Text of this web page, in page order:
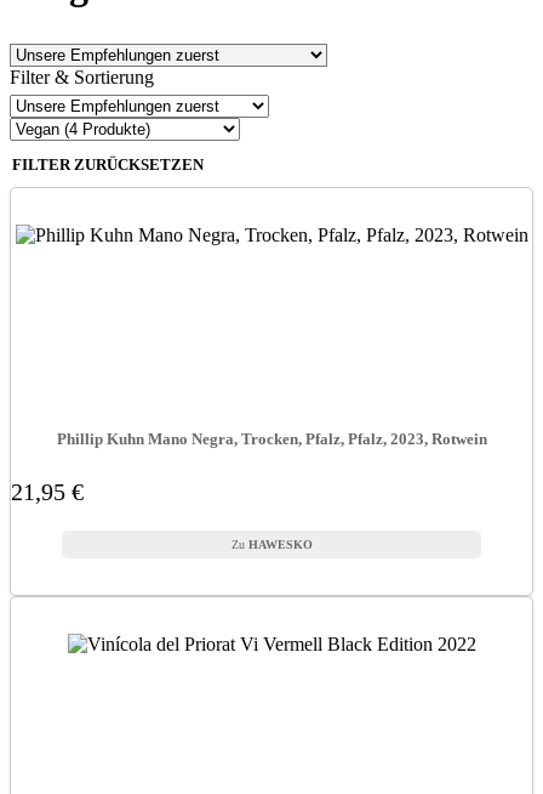
Filter & Sortierung
FILTER ZURÜCKSETZEN
Phillip Kuhn Mano Negra, Trocken, Pfalz, Pfalz, 2023, Rotwein
21,95 €
HAWESKO